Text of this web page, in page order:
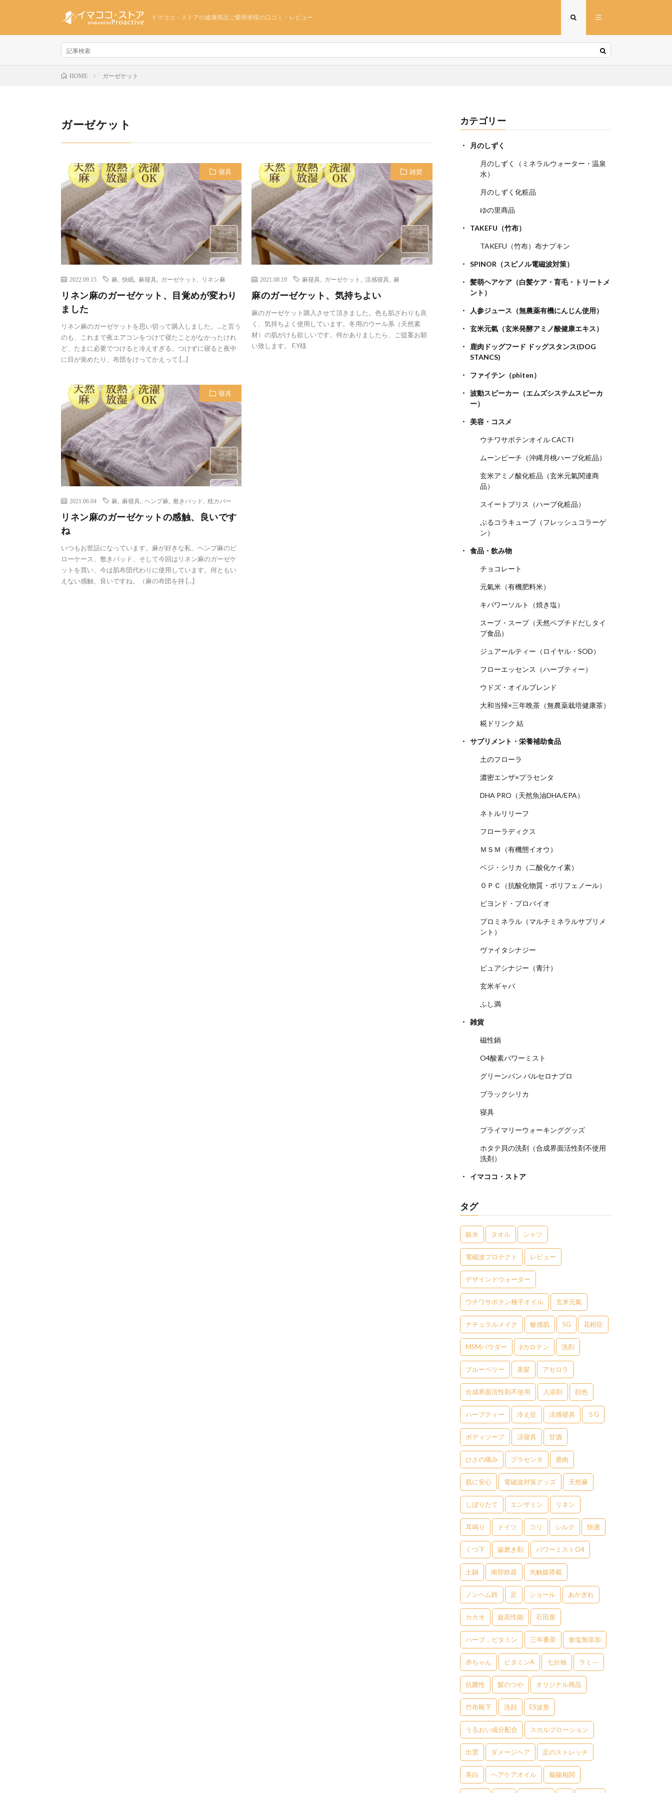
イマココ・ストアの健康商品ご愛用者様の口コミ・レビュー
HOME ガーゼケット
ガーゼケット
寝具
2022.09.15 麻 快眠 麻寝具 ガーゼケット リネン麻
リネン麻のガーゼケット、目覚めが変わり
ました
リネン麻のガーゼケットを思い切って購入しました。…と言う
のも、これまで夜エアコンをつけて寝たことがなかったけれ
ど、たまに必要でつけると冷えすぎる。つけずに寝ると夜中
に目が覚めたり、布団をけってかえって […]
雑貨
2021.08.19 麻寝具 ガーゼケット ,涼感寝具 麻
麻のガーゼケット、気持ちよい
麻のガーゼケット購入させて頂きました。色も肌ざわりも良
く、気持ちよく使用しています。冬用のウール系（天然素
材）の肌がけも欲しいです。何かありましたら、ご提案お願
い致します。 F.Y様
寝具
2021.06.04 麻 麻寝具 ヘンプ麻 敷きパッド 枕カバー
リネン麻のガーゼケットの感触、良いです
ね
いつもお世話になっています。麻が好きな私、ヘンプ麻のピ
ローケース、敷きパッド、そして今回はリネン麻のガーゼケ
ットを買い、今は肌布団代わりに使用しています。何ともい
えない感触、良いですね。（麻の布団を持 […]
カテゴリー
月のしずく
月のしずく（ミネラルウォーター・温泉
水）
月のしずく化粧品
ゆの里商品
TAKEFU（竹布）
TAKEFU（竹布）布ナプキン
SPINOR（スピノル電磁波対策）
髪萌ヘアケア（白髪ケア・育毛・トリートメ
ント）
人参ジュース（無農薬有機にんじん使用）
玄米元氣（玄米発酵アミノ酸健康エキス）
鹿肉ドッグフード ドッグスタンス(DOG
STANCS)
ファイテン（phiten）
波動スピーカー（エムズシステムスピーカ
ー）
美容・コスメ
ウチワサボテンオイル CACTI
ムーンピーチ（沖縄月桃ハーブ化粧品）
玄米アミノ酸化粧品（玄米元氣関連商
品）
スイートブリス（ハーブ化粧品）
ぷるコラキューブ（フレッシュコラーゲ
ン）
食品・飲み物
チョコレート
元氣米（有機肥料米）
キパワーソルト（焼き塩）
スープ・スープ（天然ペプチドだしタイ
プ食品）
ジュアールティー（ロイヤル・SOD）
フローエッセンス（ハーブティー）
ウドズ・オイルブレンド
大和当帰×三年晩茶（無農薬栽培健康茶）
糀ドリンク 結
サプリメント・栄養補助食品
土のフローラ
濃密エンザ×プラセンタ
DHA PRO（天然魚油DHA/EPA）
ネトルリリーフ
フローラディクス
ＭＳＭ（有機態イオウ）
ベジ・シリカ（二酸化ケイ素）
ＯＰＣ（抗酸化物質・ポリフェノール）
ビヨンド・プロバイオ
プロミネラル（マルチミネラルサプリメ
ント）
ヴァイタシナジー
ピュアシナジー（青汁）
玄米ギャバ
ふし満
雑貨
磁性鍋
O4酸素パワーミスト
グリーンパン バルセロナプロ
ブラックシリカ
寝具
プライマリーウォーキンググッズ
ホタテ貝の洗剤（合成界面活性剤不使用
洗剤）
イマココ・ストア
タグ
銀水 タオル シャツ
電磁波プロテクト レビュー
デザインドウォーター
ウチワサボテン種子オイル 玄米元氣
ナチュラルメイク 敏感肌 5G 花粉症
MSMパウダー βカロテン 洗剤
ブルーベリー 美髪 アセロラ
合成界面活性剤不使用 入浴剤 顔色
ハーブティー 冷え症 涼感寝具 ５G
ボディソープ 涼寝具 甘酒
ひざの痛み プラセンタ 鹿肉
肌に安心 電磁波対策グッズ 天然麻
しぼりたて エンザミン リネン
耳鳴り ドイツ コリ シルク 快適
くつ下 歯磨き剤 パワーミストO4
土鍋 南部鉄器 光触媒搭載
ノンヘム鉄 足 ショール あかぎれ
カカオ 超高性能 石田屋
ハーブ，ビタミン 三年番茶 食塩無添加
赤ちゃん ビタミンA 七分袖 ラミ―
抗菌性 髪のつや オリジナル商品
竹布靴下 洗顔 ES波形
うるおい成分配合 スカルプローション
出雲 ダメージヘア 足のストレッチ
美白 ヘアケアオイル 脳腸相関